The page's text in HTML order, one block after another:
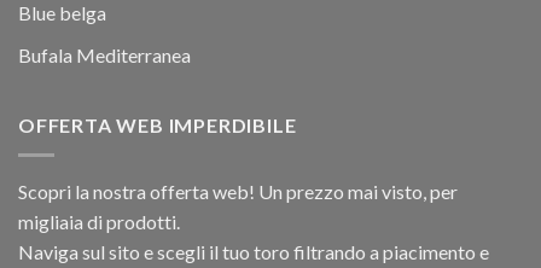
Blue belga
Bufala Mediterranea
OFFERTA WEB IMPERDIBILE
Scopri la nostra offerta web! Un prezzo mai visto, per
migliaia di prodotti.
Naviga sul sito e scegli il tuo toro filtrando a piacimento e